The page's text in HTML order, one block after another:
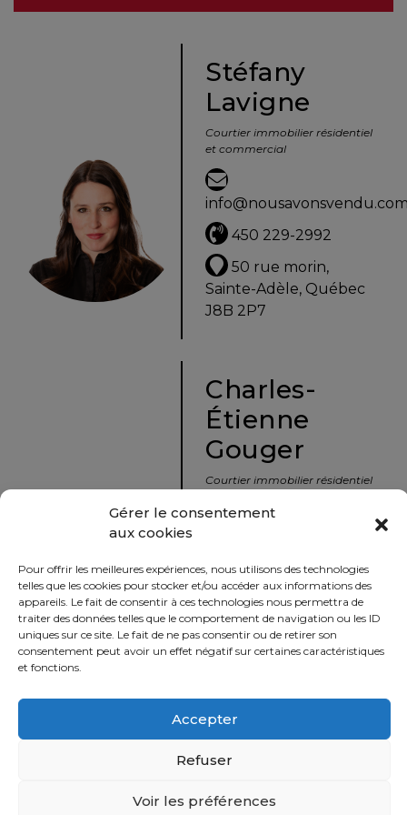
Gérer le consentement
aux cookies
Pour offrir les meilleures expériences, nous utilisons des technologies
telles que les cookies pour stocker et/ou accéder aux informations des
appareils. Le fait de consentir à ces technologies nous permettra de
traiter des données telles que le comportement de navigation ou les ID
uniques sur ce site. Le fait de ne pas consentir ou de retirer son
consentement peut avoir un effet négatif sur certaines caractéristiques
et fonctions.
Accepter
Refuser
Voir les préférences
Évaluation
Avec
un
immobilier
vers
la
tranquillité
d’esprit
défi
Stéfany
Lavigne
Courtier immobilier résidentiel
et commercial
450 229-2992
50 rue morin,
Sainte-Adèle, Québec
J8B 2P7
Charles-
Étienne
Gouger
Courtier immobilier résidentiel
450 229-2992
50 rue morin,
Sainte-Adèle, Québec
J8B 2P7
Partager
Politique